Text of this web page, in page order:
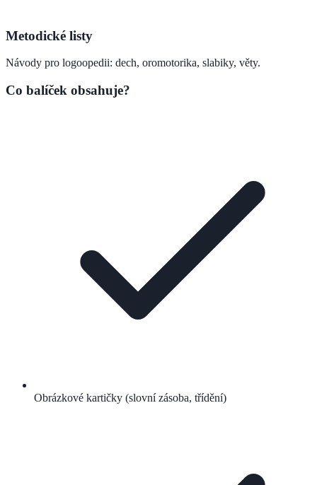
Metodické listy
Návody pro logoopedii: dech, oromotorika, slabiky, věty.
Co balíček obsahuje?
Obrázkové kartičky (slovní zásoba, třídění)